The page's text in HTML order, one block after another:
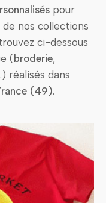
pour
de nos collections
ci-dessous
(broderie,
réalisés dans
(49).